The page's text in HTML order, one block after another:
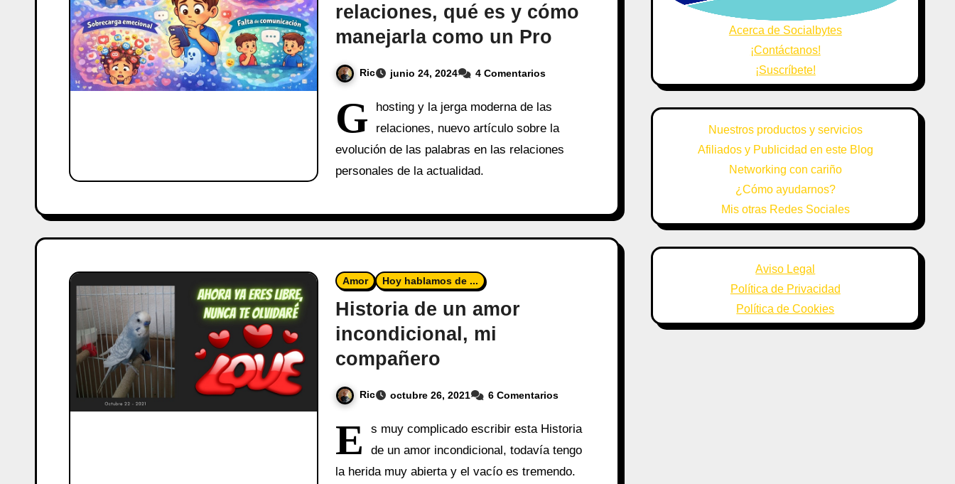
relaciones, qué es y cómo
manejarla como un Pro
Ric junio 24, 2024 4 Comentarios
G
hosting y la jerga moderna de las
relaciones, nuevo artículo sobre la
evolución de las palabras en las relaciones
personales de la actualidad.
Amor Hoy hablamos de ...
Historia de un amor
incondicional, mi
compañero
Ric octubre 26, 2021 6 Comentarios
E
s muy complicado escribir esta Historia
de un amor incondicional, todavía tengo
la herida muy abierta y el vacío es tremendo.
Acerca de Socialbytes
¡Contáctanos!
¡Suscríbete!
Nuestros productos y servicios
Afiliados y Publicidad en este Blog
Networking con cariño
¿Cómo ayudarnos?
Mis otras Redes Sociales
Aviso Legal
Política de Privacidad
Política de Cookies